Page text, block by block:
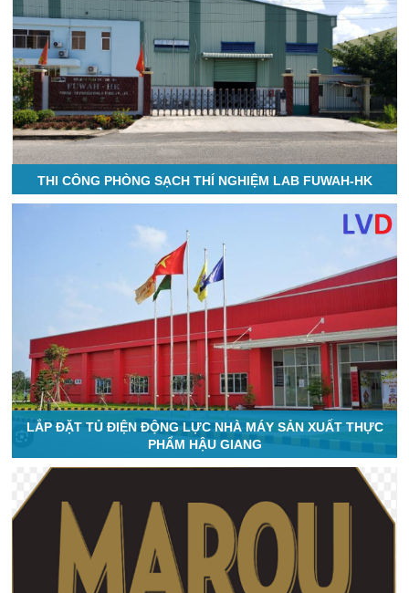
THI CÔNG PHÒNG SẠCH THÍ NGHIỆM LAB FUWAH-HK
LẮP ĐẶT TỦ ĐIỆN ĐỘNG LỰC NHÀ MÁY SẢN XUẤT THỰC
PHẨM HẬU GIANG